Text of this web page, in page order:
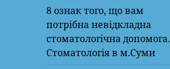
8 ознак того, що вам
потрібна невідкладна
стоматологічна допомога.
Стоматологія в м.Суми